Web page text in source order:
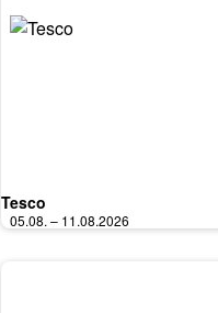
Tesco
05.08. – 11.08.2026